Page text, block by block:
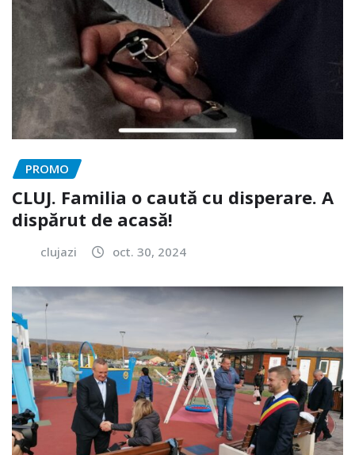
PROMO
CLUJ. Familia o caută cu disperare. A
dispărut de acasă!
clujazi oct. 30, 2024